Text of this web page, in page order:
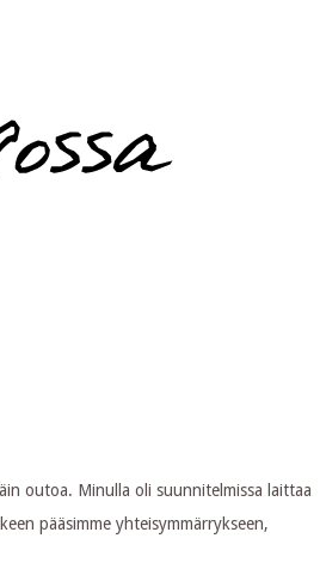
outoa. Minulla oli suunnitelmissa laittaa
pääsimme yhteisymmärrykseen,